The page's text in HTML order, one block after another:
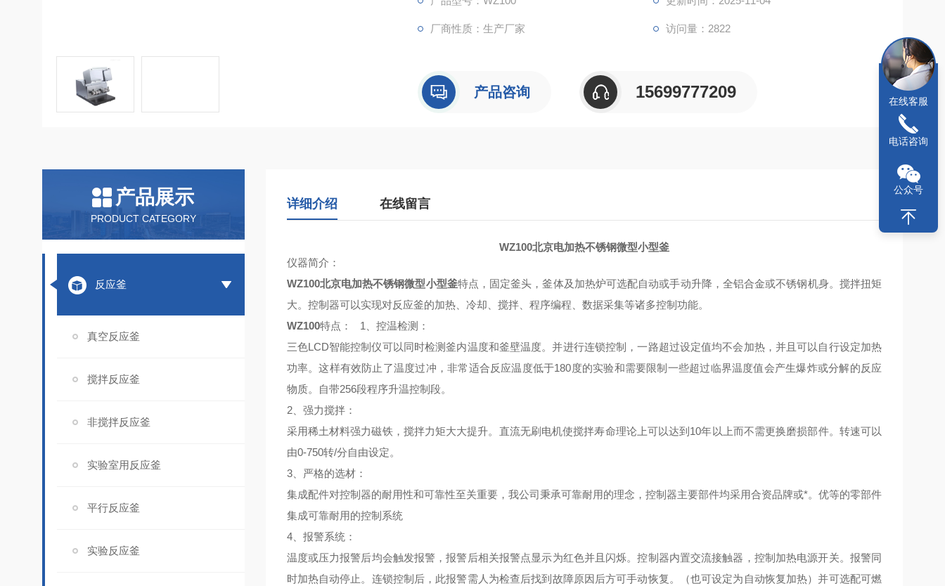
厂商性质：生产厂家 访问量：2822
产品咨询 15699777209
产品展示
PRODUCT CATEGORY
反应釜
真空反应釜
搅拌反应釜
非搅拌反应釜
实验室用反应釜
平行反应釜
实验反应釜
详细介绍 在线留言
WZ100北京电加热不锈钢微型小型釜
仪器简介：
WZ100北京电加热不锈钢微型小型釜特点，固定釜头，釜体及加热炉可选配自动或手动升降，全铝合金或不锈钢机身。搅拌扭矩
大。控制器可以实现对反应釜的加热、冷却、搅拌、程序编程、数据采集等诸多控制功能。
WZ100特点 ： 1、 控温检测 ：
三色LCD智能控制仪可以同时检测釜内温度和釜壁温度。并进行连锁控制，一路超过设定值均不会加热，并且可以自行设定加热
功率。这样有效防止了温度过冲，非常适合反应温度低于180度的实验和需要限制一些超过临界温度值会产生爆炸或分解的反应
物质。自带256段程序升温控制段。
2、 强力搅拌：
采用稀土材料强力磁铁，搅拌力矩大大提升。直流无刷电机使搅拌寿命理论上可以达到10年以上而不需更换磨损部件。转速可以
由0-750转/分自由设定。
3、 严格的选材：
集成配件对控制器的耐用性和可靠性至关重要，我公司秉承可靠耐用的理念，控制器主要部件均采用合资品牌或*。优等的零部件
集成可靠耐用的控制系统
4、 报警系统：
温度或压力报警后均会触发报警，报警后相关报警点显示为红色并且闪烁。控制器内置交流接触器，控制加热电源开关。报警同
时加热自动停止。连锁控制后，此报警需人为检查后找到故障原因后方可手动恢复。（也可设定为自动恢复加热）并可选配可燃
在线客服
电话咨询
公众号